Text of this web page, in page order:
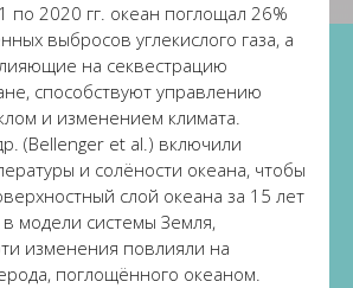
по 2020 гг. океан поглощал 26%
выбросов углекислого газа, а
на секвестрацию
способствуют управлению
и изменением климата.
(Bellenger et al.) включили
и солёности океана, чтобы
слой океана за 15 лет
модели системы Земля,
изменения повлияли на
поглощённого океаном.